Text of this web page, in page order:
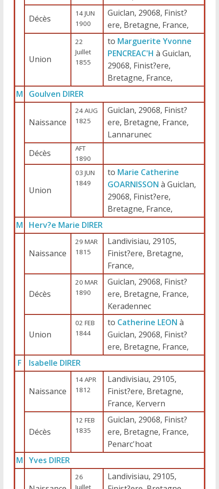
Décès
14 JUN
1900
Guiclan, 29068, Finist?
ere, Bretagne, France,
Union
22
Juillet
1855
to Marguerite Yvonne
PENCREAC'H à Guiclan,
29068, Finist?ere,
Bretagne, France,
M
Goulven DIRER
Naissance
24 AUG
1825
Guiclan, 29068, Finist?
ere, Bretagne, France,
Lannarunec
Décès
AFT
1890
Union
03 JUN
1849
to Marie Catherine
GOARNISSON à Guiclan,
29068, Finist?ere,
Bretagne, France,
M
Herv?e Marie DIRER
Naissance
29 MAR
1815
Landivisiau, 29105,
Finist?ere, Bretagne,
France,
Décès
20 MAR
1890
Guiclan, 29068, Finist?
ere, Bretagne, France,
Keradennec
Union
02 FEB
1844
to Catherine LEON à
Guiclan, 29068, Finist?
ere, Bretagne, France,
F
Isabelle DIRER
Naissance
14 APR
1812
Landivisiau, 29105,
Finist?ere, Bretagne,
France, Kervern
Décès
12 FEB
1835
Guiclan, 29068, Finist?
ere, Bretagne, France,
Penarc'hoat
M Yves DIRER
26
Juillet
Landivisiau, 29105,